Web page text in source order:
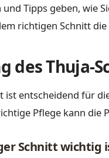
Tipps geben, wie
richtigen Schnitt
des Thuja-
ist entscheidend für
Pflege kann
Schnitt wichtig